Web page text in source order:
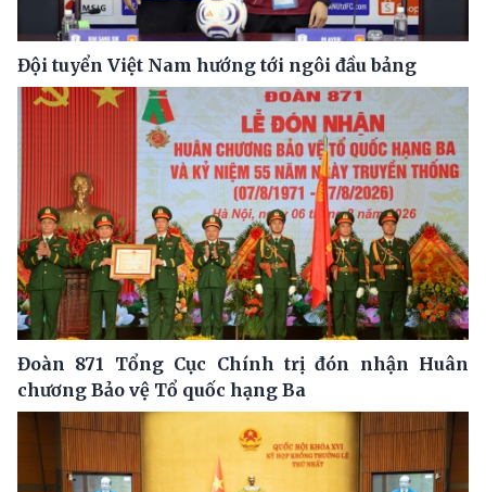
Đội tuyển Việt Nam hướng tới ngôi đầu bảng
Đoàn 871 Tổng Cục Chính trị đón nhận Huân
chương Bảo vệ Tổ quốc hạng Ba